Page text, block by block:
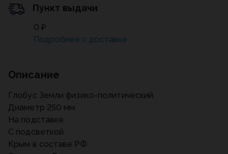
Описание
Глобус Земли физико-политический.
Диаметр 250 мм.
На подставке.
С подсветкой.
Крым в составе РФ.
Пункт выдачи
0 ₽
Подробнее о доставке